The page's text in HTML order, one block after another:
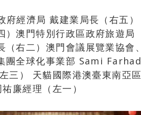
經濟局 戴建業局長（右五）
澳門特別行政區政府旅遊局
右二）澳門會議展覽業協會、
團全球化事業部 Sami Farhad
三） 天貓國際港澳臺東南亞區
廉經理（左一）